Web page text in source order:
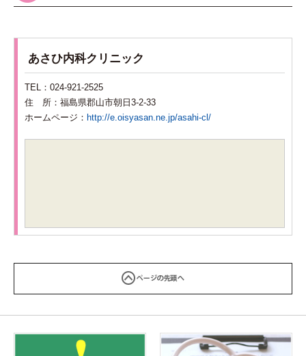
あさひ内科クリニック
TEL： 024-921-2525
住 所： 福島県郡山市朝日3-2-33
ホームページ： http://e.oisyasan.ne.jp/asahi-cl/